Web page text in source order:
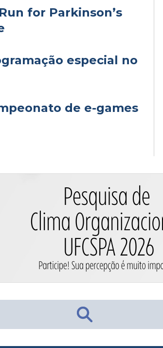
for Parkinson’s
especial no
de e-games